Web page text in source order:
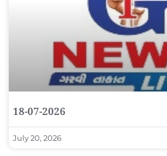
18-07-2026
July 20, 2026